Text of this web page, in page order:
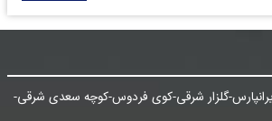
گلزار شرقی-کوی فردوس-کوچه سعدی شرقی-